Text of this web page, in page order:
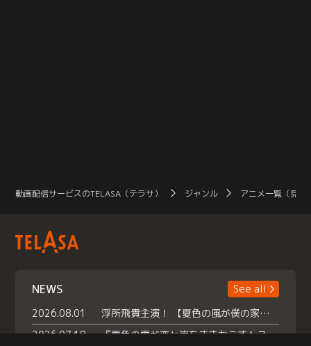
動画配信サービスのTELASA（テラサ） ジャンル アニメ一覧（見放
NEWS
See all
2026.08.01
浮所飛貴主演！ 【夏色の風が僕の家にやってきた】 本日よりテラサで独占配信スタート！
2026.07.18
『夏色の雲が恋と嵐をまきおこす』スペシャルメイキング 【Part1】2026年７月18日（土）23時30分～配信スタート！話題のシーンの裏側を大公開！豪華キャスト大集合！ 『武宮家 真夏の家族会議』開催！